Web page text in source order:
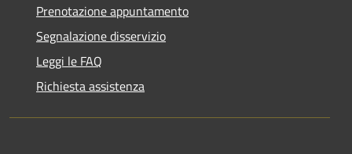
Prenotazione appuntamento
Segnalazione disservizio
Leggi le FAQ
Richiesta assistenza